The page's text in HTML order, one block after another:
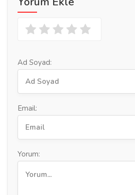
Ad Soyad:
Email:
Yorum: